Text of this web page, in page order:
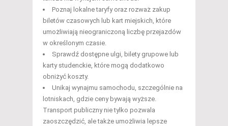
Poznaj lokalne taryfy oraz rozważ zakup
biletów czasowych lub kart miejskich, które
umożliwiają nieograniczoną liczbę przejazdów
w określonym czasie.
Sprawdź dostępne ulgi, bilety grupowe lub
karty studenckie, które mogą dodatkowo
obniżyć koszty.
Unikaj wynajmu samochodu, szczególnie na
lotniskach, gdzie ceny bywają wyższe.
Transport publiczny nie tylko pozwala
zaoszczędzić, ale także umożliwia lepsze